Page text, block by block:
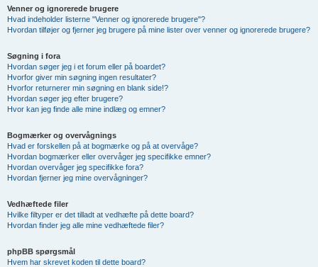
Venner og ignorerede brugere
Hvad indeholder listerne "Venner og ignorerede brugere"?
Hvordan tilføjer og fjerner jeg brugere på mine lister over venner og ignorerede brugere?
Søgning i fora
Hvordan søger jeg i et forum eller på boardet?
Hvorfor giver min søgning ingen resultater?
Hvorfor returnerer min søgning en blank side!?
Hvordan søger jeg efter brugere?
Hvor kan jeg finde alle mine indlæg og emner?
Bogmærker og overvågnings
Hvad er forskellen på at bogmærke og på at overvåge?
Hvordan bogmærker eller overvåger jeg specifikke emner?
Hvordan overvåger jeg specifikke fora?
Hvordan fjerner jeg mine overvågninger?
Vedhæftede filer
Hvilke filtyper er det tilladt at vedhæfte på dette board?
Hvordan finder jeg alle mine vedhæftede filer?
phpBB spørgsmål
Hvem har skrevet koden til dette board?